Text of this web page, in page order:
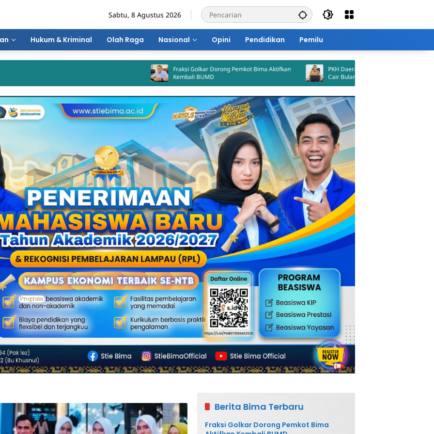
Sabtu, 8 Agustus 2026
Hukum & Kriminal Olah Raga Nasional Opini Pendidikan Pemilu
Fraksi Golkar Dorong Pemkot Bima Aktifkan
Kembali BUMD
PKH Daerah Tahap II Kota Bima Dijadwalkan
Cair Bulan Ini
Berita Bima Terbaru
Fraksi Golkar Dorong Pemkot Bima